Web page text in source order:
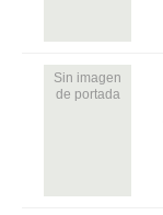
Sin imagen
de portada